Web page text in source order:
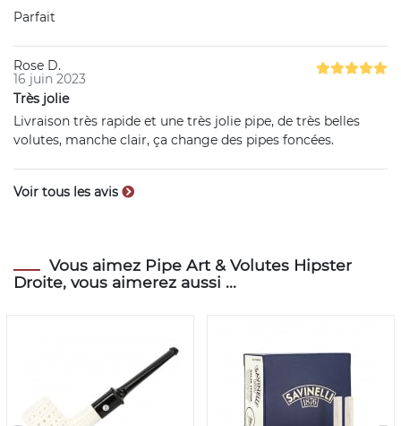
Parfait
Rose D.
16 juin 2023
Très jolie
Livraison très rapide et une très jolie pipe, de très belles
volutes, manche clair, ça change des pipes foncées.
Voir tous les avis
Vous aimez Pipe Art & Volutes Hipster
Droite, vous aimerez aussi ...